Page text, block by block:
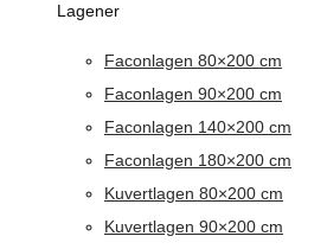
Lagener
Faconlagen 80×200 cm
Faconlagen 90×200 cm
Faconlagen 140×200 cm
Faconlagen 180×200 cm
Kuvertlagen 80×200 cm
Kuvertlagen 90×200 cm